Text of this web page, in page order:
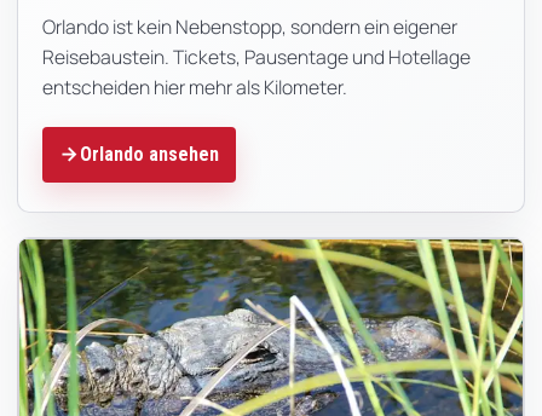
Orlando ist kein Nebenstopp, sondern ein eigener
Reisebaustein. Tickets, Pausentage und Hotellage
entscheiden hier mehr als Kilometer.
Orlando ansehen